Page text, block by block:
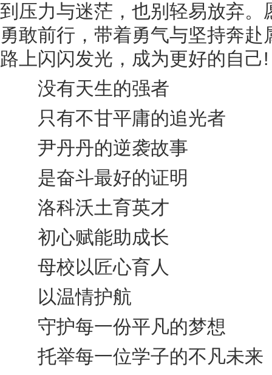
到压力与迷茫，也别轻易放弃
勇敢前行，带着勇气与坚持奔
路上闪闪发光，成为更好的自己!
没有天生的强者
只有不甘平庸的追光者
尹丹丹的逆袭故事
是奋斗最好的证明
洛科沃土育英才
初心赋能助成长
母校以匠心育人
以温情护航
守护每一份平凡的梦想
托举每一位学子的不凡未来